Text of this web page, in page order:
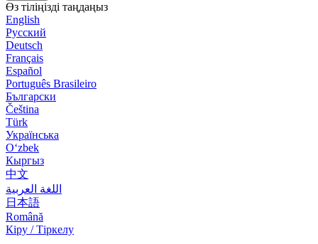
Өз тіліңізді таңдаңыз
English
Русский
Deutsch
Français
Español
Português Brasileiro
Български
Čeština
Türk
Українська
Оʻzbek
Кыргыз
中文
اللغة العربية
日本語
Română
Кіру / Тіркелу